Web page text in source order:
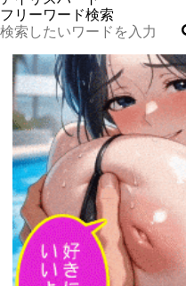
フリーワード検索